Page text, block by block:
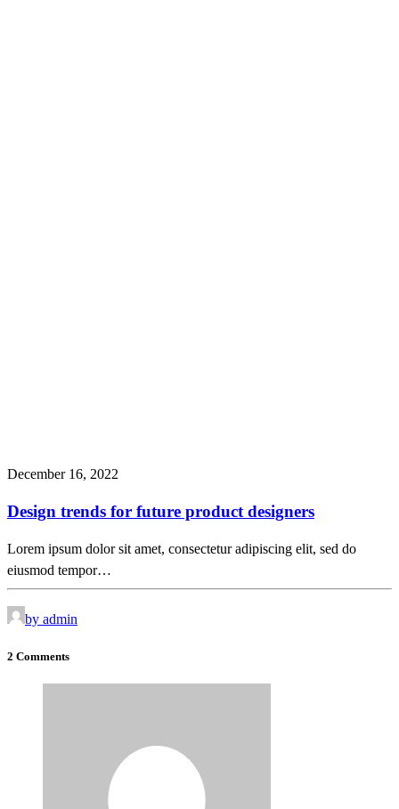
December 16, 2022
Design trends for future product designers
Lorem ipsum dolor sit amet, consectetur adipiscing elit, sed do
eiusmod tempor…
by admin
2 Comments